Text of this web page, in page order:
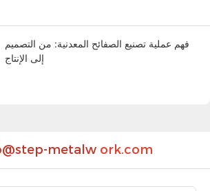
فهم عملية تصنيع الصفائح المعدنية: من التصميم
إلى الإنتاج
metalw ork.com